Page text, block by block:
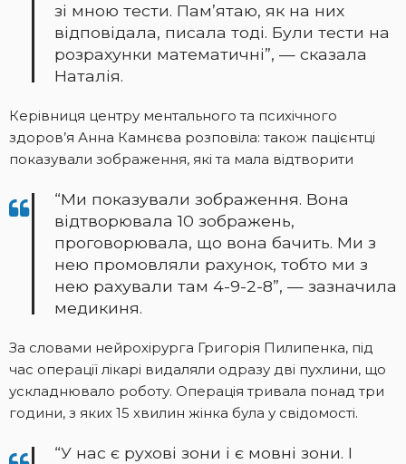
зі мною тести. Пам’ятаю, як на них
відповідала, писала тоді. Були тести на
розрахунки математичні”, — сказала
Наталія.
Керівниця центру ментального та психічного
здоров’я Анна Камнєва розповіла: також пацієнтці
показували зображення, які та мала відтворити
“Ми показували зображення. Вона
відтворювала 10 зображень,
проговорювала, що вона бачить. Ми з
нею промовляли рахунок, тобто ми з
нею рахували там 4-9-2-8”, — зазначила
медикиня.
За словами нейрохірурга Григорія Пилипенка, під
час операції лікарі видаляли одразу дві пухлини, що
ускладнювало роботу. Операція тривала понад три
години, з яких 15 хвилин жінка була у свідомості.
“У нас є рухові зони і є мовні зони. І